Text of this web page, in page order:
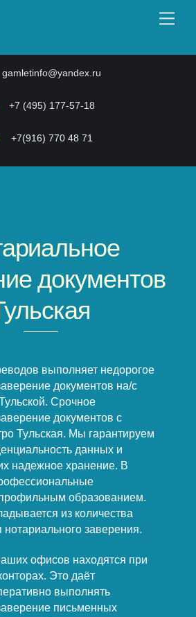
gamletinfo@yandex.ru
+7 (495) 177-57-18
+7(916) 770 48 71
документов
выполняет недорогое
документов на/с
Срочное
документов с
Тульская. Мы гарантируем
данных и
надежное хранение. В
образованием.
из количества
нотариального заверения.
офисов находятся при
Это даёт
выполнять
письменных